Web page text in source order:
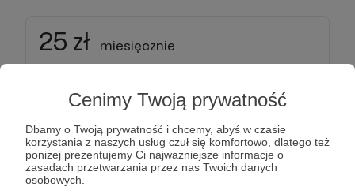
Cenimy Twoją prywatność
Dbamy o Twoją prywatność i chcemy, abyś w czasie
korzystania z naszych usług czuł się komfortowo, dlatego też
poniżej prezentujemy Ci najważniejsze informacje o
zasadach przetwarzania przez nas Twoich danych
osobowych.
25 zł miesięcznie
Patronom tego progu zrealizuję próg za 12 zł, a
więc 1-go każdego miesiąca wyślemy jedno
zadanie, które będzie wymagało programowania,
jak zadania prestiżowych konkursów
programistycznych wymienionych przy tym progu.
Ponadto 20-go każdego miesiaca doślę